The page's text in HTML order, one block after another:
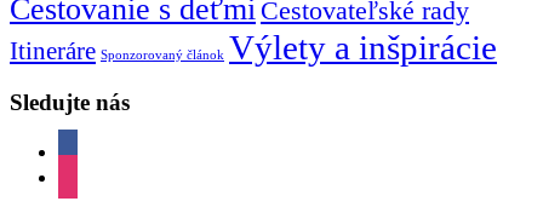
Cestovanie s deťmi Cestovateľské rady
Itineráre Sponzorovaný článok Výlety a inšpirácie
Sledujte nás